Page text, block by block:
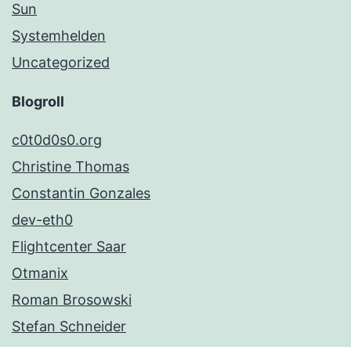
Sun
Systemhelden
Uncategorized
Blogroll
c0t0d0s0.org
Christine Thomas
Constantin Gonzales
dev-eth0
Flightcenter Saar
Otmanix
Roman Brosowski
Stefan Schneider